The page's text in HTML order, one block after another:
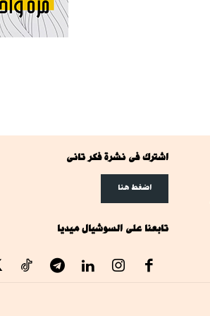
اشترك فى نشرة فكر تانى
اضغط هنا
تابعنا على السوشيال ميديا